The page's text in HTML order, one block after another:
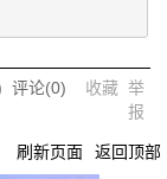
评论(0) 收藏 举
报
刷新页面 返回顶部